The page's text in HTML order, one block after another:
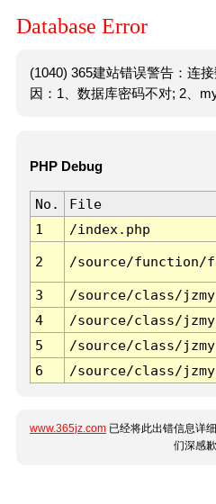
Database Error
(1040) 365建站错误警告：连
因：1、数据库密码不对; 2、
PHP Debug
No. File
1
/index.php
2 /source/function/
3 /source/class/
4
/source/class/
5
/source/class/
6
/source/class/
www.365jz.com 已经将此出错信息详
们深感